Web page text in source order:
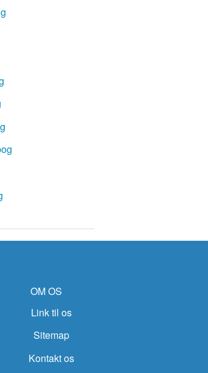
OM OS
Link til os
Sitemap
Kontakt os